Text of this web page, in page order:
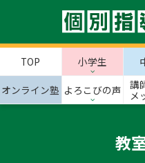
TOP 小学生
オンライン塾 よろこびの声
講
メ
教